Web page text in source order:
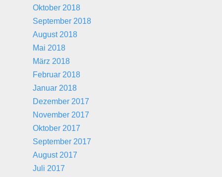
Oktober 2018
September 2018
August 2018
Mai 2018
März 2018
Februar 2018
Januar 2018
Dezember 2017
November 2017
Oktober 2017
September 2017
August 2017
Juli 2017